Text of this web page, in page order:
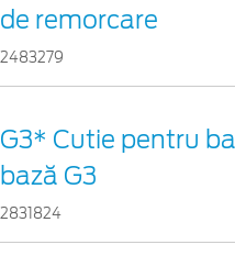
de remorcare
2483279
G3* Cutie pentru
bază G3
2831824